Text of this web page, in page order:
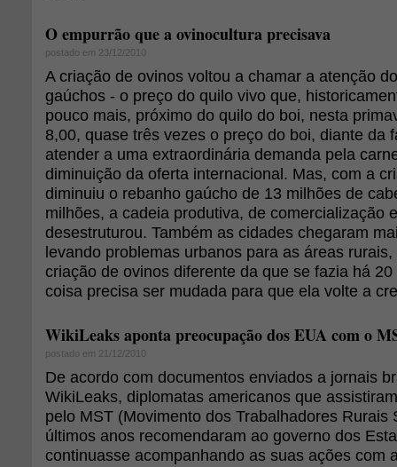
O empurrão que a ovinocultura precisava
postado em 23/12/2010
A criação de ovinos voltou a chamar a atenção
gaúchos - o preço do quilo vivo que,
pouco mais, próximo do quilo do boi, nesta
8,00, quase três vezes o preço do boi, diante da
atender a uma extraordinária demanda pela
diminuição da oferta internacional. Mas, com a
diminuiu o rebanho gaúcho de 13 milhões de
milhões, a cadeia produtiva, de comercialização
desestruturou. Também as cidades chegaram
levando problemas urbanos para as áreas
criação de ovinos diferente da que se fazia há
coisa precisa ser mudada para que ela volte a
WikiLeaks aponta preocupação dos EUA com o
postado em 21/12/2010
De acordo com documentos enviados a jornais
WikiLeaks, diplomatas americanos que
pelo MST (Movimento dos Trabalhadores Rurais
últimos anos recomendaram ao governo dos
continuasse acompanhando as suas ações com